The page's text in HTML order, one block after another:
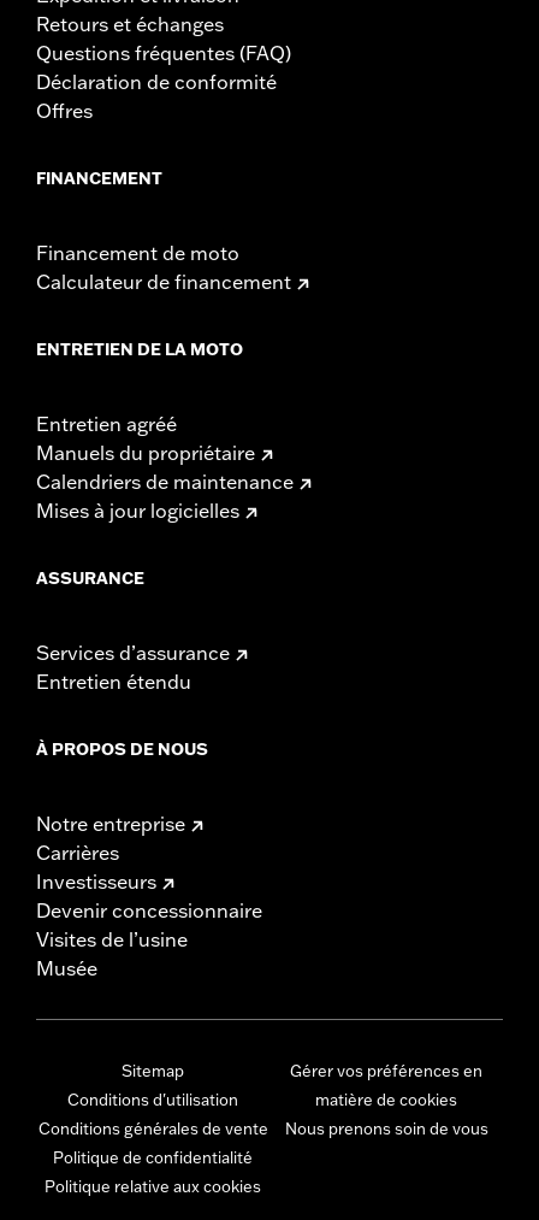
Retours et échanges
Questions fréquentes (FAQ)
Déclaration de conformité
Offres
FINANCEMENT
Financement de moto
Calculateur de financement
ENTRETIEN DE LA MOTO
Entretien agréé
Manuels du propriétaire
Calendriers de maintenance
Mises à jour logicielles
ASSURANCE
Services d’assurance
Entretien étendu
À PROPOS DE NOUS
Notre entreprise
Carrières
Investisseurs
Devenir concessionnaire
Visites de l’usine
Musée
Sitemap
Conditions d'utilisation
Conditions générales de vente
Politique de confidentialité
Politique relative aux cookies
Gérer vos préférences en
matière de cookies
Nous prenons soin de vous